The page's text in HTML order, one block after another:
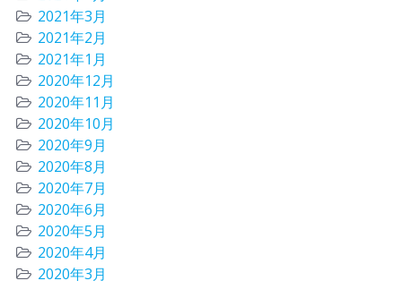
2021年3月
2021年2月
2021年1月
2020年12月
2020年11月
2020年10月
2020年9月
2020年8月
2020年7月
2020年6月
2020年5月
2020年4月
2020年3月